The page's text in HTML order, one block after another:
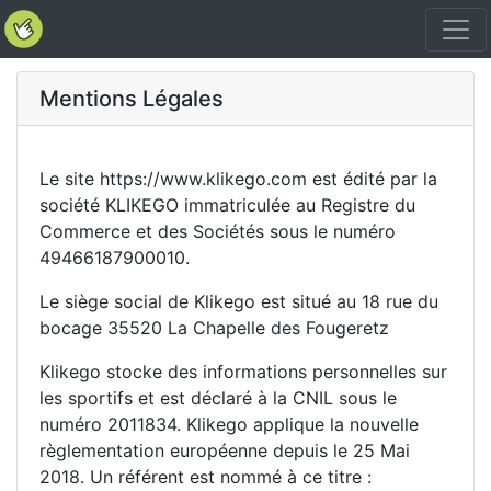
Mentions Légales
Le site https://www.klikego.com est édité par la
société KLIKEGO immatriculée au Registre du
Commerce et des Sociétés sous le numéro
49466187900010.
Le siège social de Klikego est situé au 18 rue du
bocage 35520 La Chapelle des Fougeretz
Klikego stocke des informations personnelles sur
les sportifs et est déclaré à la CNIL sous le
numéro 2011834. Klikego applique la nouvelle
règlementation européenne depuis le 25 Mai
2018. Un référent est nommé à ce titre :